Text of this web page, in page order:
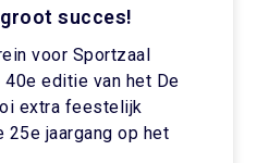
succes!
voor Sportzaal
editie van het De
extra feestelijk
25e jaargang op het